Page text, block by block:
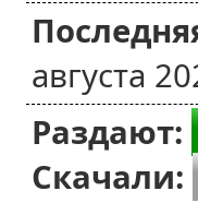
августа
Раздают:
Скачали: